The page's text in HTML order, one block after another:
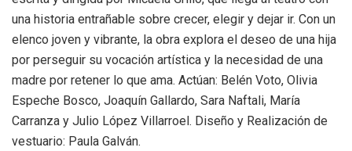
una historia entrañable sobre crecer, elegir y dejar ir. Con un
elenco joven y vibrante, la obra explora el deseo de una hija
por perseguir su vocación artística y la necesidad de una
madre por retener lo que ama. Actúan: Belén Voto, Olivia
Espeche Bosco, Joaquín Gallardo, Sara Naftali, María
Carranza y Julio López Villarroel. Diseño y Realización de
vestuario: Paula Galván.